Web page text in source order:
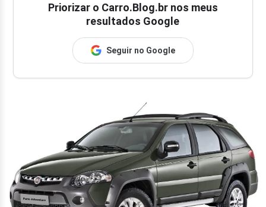
Priorizar o Carro.Blog.br nos meus
resultados Google
Seguir no Google